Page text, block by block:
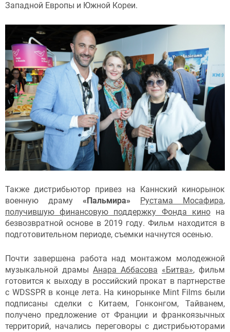
Западной Европы и Южной Кореи.
Также дистрибьютор привез на Каннский кинорынок
военную драму «Пальмира» Рустама Мосафира,
получившую финансовую поддержку Фонда кинона
безвозвратной основе в 2019 году. Фильм находится в
подготовительном периоде, съемки начнутся осенью.
Почти завершена работа над монтажом молодежной
музыкальной драмы Анара Аббасова «Битва», фильм
готовится к выходу в российский прокат в партнерстве
с WDSSPR в конце лета. На кинорынке Mint Films были
подписаны сделки с Китаем, Гонконгом, Тайванем,
получено предложение от Франции и франкоязычных
территорий, начались переговоры с дистрибьюторами